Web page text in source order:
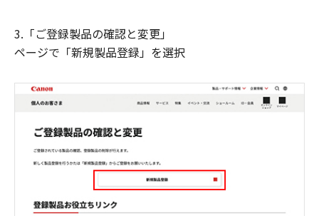
3.「ご登録製品の確認と変更」
ページで「新規製品登録」を選択